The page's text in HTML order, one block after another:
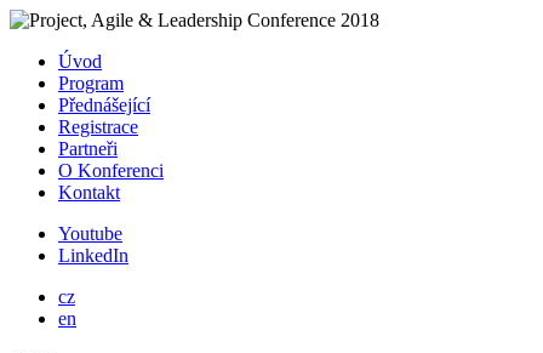
Úvod
Program
Přednášející
Registrace
Partneři
O Konferenci
Kontakt
Youtube
LinkedIn
cz
en